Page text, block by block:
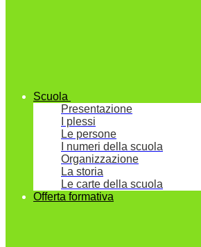
Scuola
Presentazione
I plessi
Le persone
I numeri della scuola
Organizzazione
La storia
Le carte della scuola
Offerta formativa